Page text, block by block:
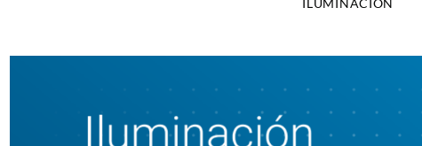
ILUMINACIÓN